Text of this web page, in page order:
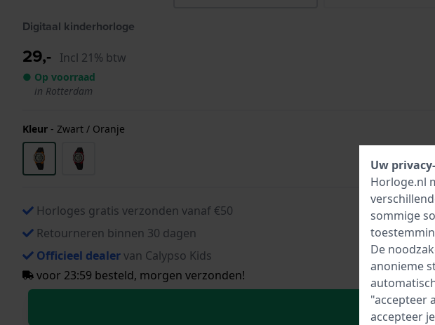
Digitaal kinderhorloge
29,- Incl 21% btw
● Op voorraad
in Rotterdam
Kleur - Zwart / Oranje
Horloges gratis verzonden vanaf €50
Retourneren binnen 30 dagen
Officieel dealervan Calypso Kids
voor 23:59 besteld, morgen verzonden!
Uw
Horloge.nl
sommige
De
anonieme
"accepteer
accepteer